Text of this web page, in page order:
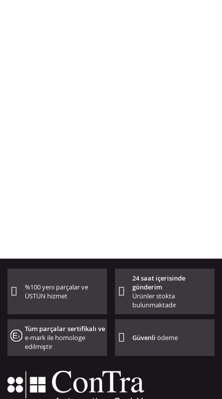
%100 yeni parçalar ve
ÜSTÜN hizmet
24 saat içerisinde
gönderim
Ürünler stokta
bulunmaktadır
Tüm parçalar sertifikalı ve
e-mark ile homologe
edilmiştir
Güvenliödeme